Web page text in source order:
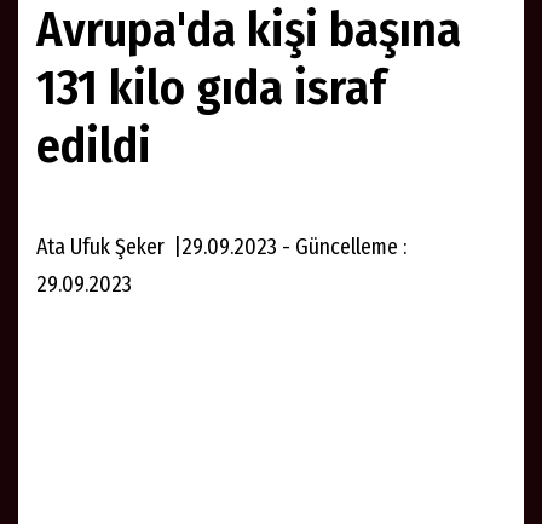
Avrupa'da kişi başına
131 kilo gıda israf
edildi
Ata Ufuk Şeker |29.09.2023 - Güncelleme :
29.09.2023